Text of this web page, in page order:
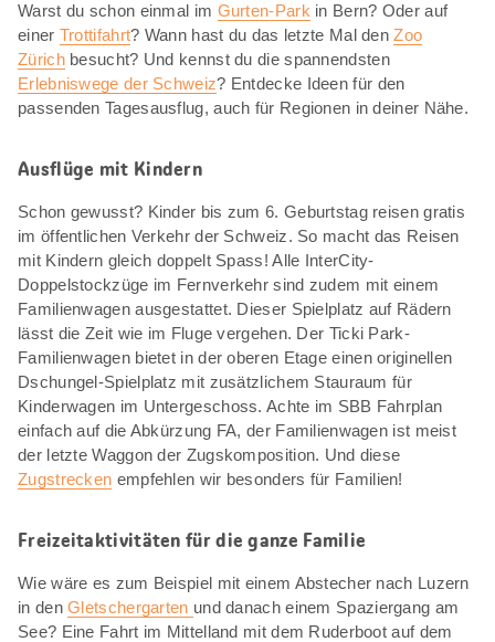
Warst du schon einmal im Gurten-Park in Bern? Oder auf
einer Trottifahrt? Wann hast du das letzte Mal denZoo
Zürichbesucht? Und kennst du die spannendsten
Erlebniswege der Schweiz? Entdecke Ideen für den
passenden Tagesausflug, auch für Regionen in deiner Nähe.
Ausflüge mit Kindern
Schon gewusst? Kinder bis zum 6. Geburtstag reisen gratis
im öffentlichen Verkehr der Schweiz. So macht das Reisen
mit Kindern gleich doppelt Spass! Alle InterCity-
Doppelstockzüge im Fernverkehr sind zudem mit einem
Familienwagen ausgestattet. Dieser Spielplatz auf Rädern
lässt die Zeit wie im Fluge vergehen. Der Ticki Park-
Familienwagen bietet in der oberen Etage einen originellen
Dschungel-Spielplatz mit zusätzlichem Stauraum für
Kinderwagen im Untergeschoss. Achte im SBB Fahrplan
einfach auf die Abkürzung FA, der Familienwagen ist meist
der letzte Waggon der Zugskomposition. Und diese
Zugstrecken empfehlen wir besonders für Familien!
Freizeitaktivitäten für die ganze Familie
Wie wäre es zum Beispiel mit einem Abstecher nach Luzern
in denGletschergarten und danach einem Spaziergang am
See? Eine Fahrt im Mittelland mit dem Ruderboot auf dem